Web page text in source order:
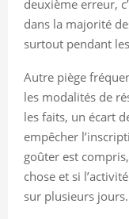
deuxième erreur,
dans la majorité
surtout pendant
Autre piège
les modalités de
les faits, un écart
empêcher
goûter est
chose et si
sur plusieurs jours.